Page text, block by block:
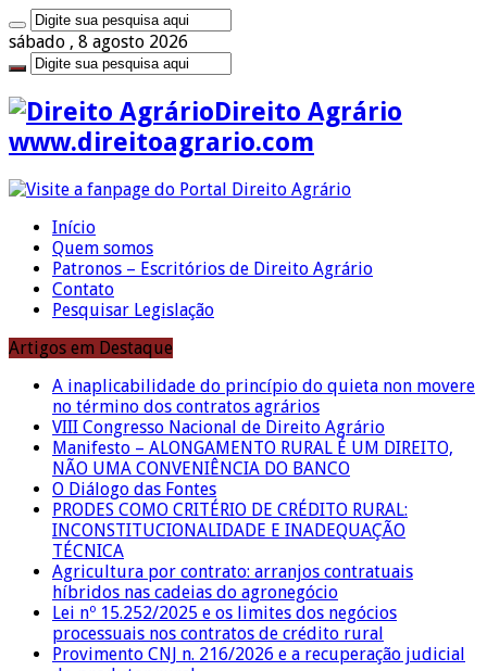
sábado , 8 agosto 2026
Direito Agrário
www.direitoagrario.com
Início
Quem somos
Patronos – Escritórios de Direito Agrário
Contato
Pesquisar Legislação
Artigos em Destaque
A inaplicabilidade do princípio do quieta non movere
no término dos contratos agrários
VIII Congresso Nacional de Direito Agrário
Manifesto – ALONGAMENTO RURAL É UM DIREITO,
NÃO UMA CONVENIÊNCIA DO BANCO
O Diálogo das Fontes
PRODES COMO CRITÉRIO DE CRÉDITO RURAL:
INCONSTITUCIONALIDADE E INADEQUAÇÃO
TÉCNICA
Agricultura por contrato: arranjos contratuais
híbridos nas cadeias do agronegócio
Lei nº 15.252/2025 e os limites dos negócios
processuais nos contratos de crédito rural
Provimento CNJ n. 216/2026 e a recuperação judicial